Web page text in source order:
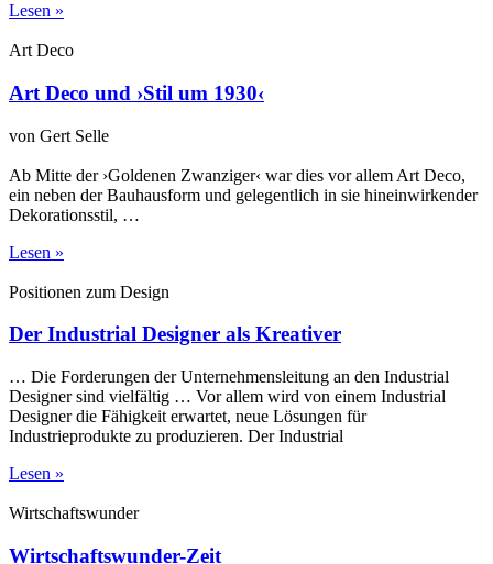
Lesen »
Art Deco
Art Deco und ›Stil um 1930‹
von Gert Selle
Ab Mitte der ›Goldenen Zwanziger‹ war dies vor allem Art Deco,
ein neben der Bauhausform und gelegentlich in sie hineinwirkender
Dekorationsstil, …
Lesen »
Positionen zum Design
Der Industrial Designer als Kreativer
… Die Forderungen der Unternehmensleitung an den Industrial
Designer sind vielfältig … Vor allem wird von einem Industrial
Designer die Fähigkeit erwartet, neue Lösungen für
Industrieprodukte zu produzieren. Der Industrial
Lesen »
Wirtschaftswunder
Wirtschaftswunder-Zeit